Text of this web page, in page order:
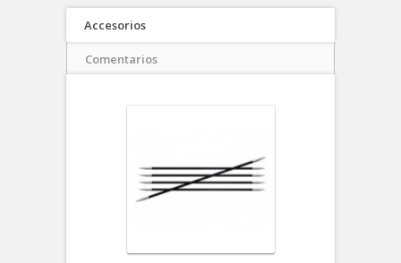
Accesorios
Comentarios